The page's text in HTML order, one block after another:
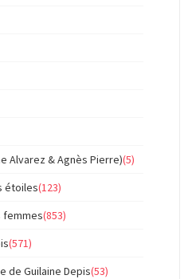
Alvarez & Agnès Pierre)(5)
étoiles(123)
femmes(853)
(571)
de Guilaine Depis(53)